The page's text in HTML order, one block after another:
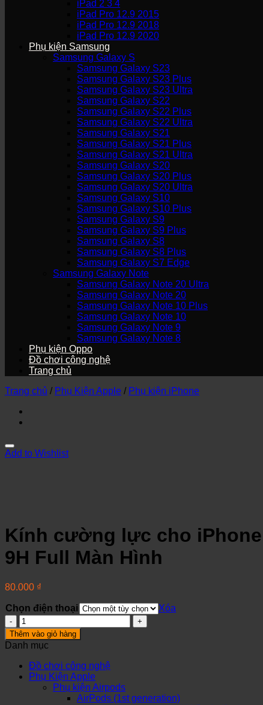
iPad 2 3 4
iPad Pro 12.9 2015
iPad Pro 12.9 2018
iPad Pro 12.9 2020
Phụ kiện Samsung
Samsung Galaxy S
Samsung Galaxy S23
Samsung Galaxy S23 Plus
Samsung Galaxy S23 Ultra
Samsung Galaxy S22
Samsung Galaxy S22 Plus
Samsung Galaxy S22 Ultra
Samsung Galaxy S21
Samsung Galaxy S21 Plus
Samsung Galaxy S21 Ultra
Samsung Galaxy S20
Samsung Galaxy S20 Plus
Samsung Galaxy S20 Ultra
Samsung Galaxy S10
Samsung Galaxy S10 Plus
Samsung Galaxy S9
Samsung Galaxy S9 Plus
Samsung Galaxy S8
Samsung Galaxy S8 Plus
Samsung Galaxy S7 Edge
Samsung Galaxy Note
Samsung Galaxy Note 20 Ultra
Samsung Galaxy Note 20
Samsung Galaxy Note 10 Plus
Samsung Galaxy Note 10
Samsung Galaxy Note 9
Samsung Galaxy Note 8
Phụ kiện Oppo
Đồ chơi công nghệ
Trang chủ
Trang chủ / Phụ Kiện Apple / Phụ kiện iPhone
Add to Wishlist
Kính cường lực cho iPhone
9H Full Màn Hình
80.000 ₫
Chọn điện thoại
Xóa
Kính
cường
lực
cho
iPhone
12
Pro
Thêm vào giỏ hàng
Danh mục
Đồ chơi công nghệ
Phụ Kiện Apple
Phụ kiện Airpods
AirPods (1st generation)